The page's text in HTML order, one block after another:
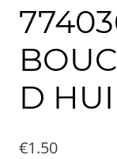
D
€1.50